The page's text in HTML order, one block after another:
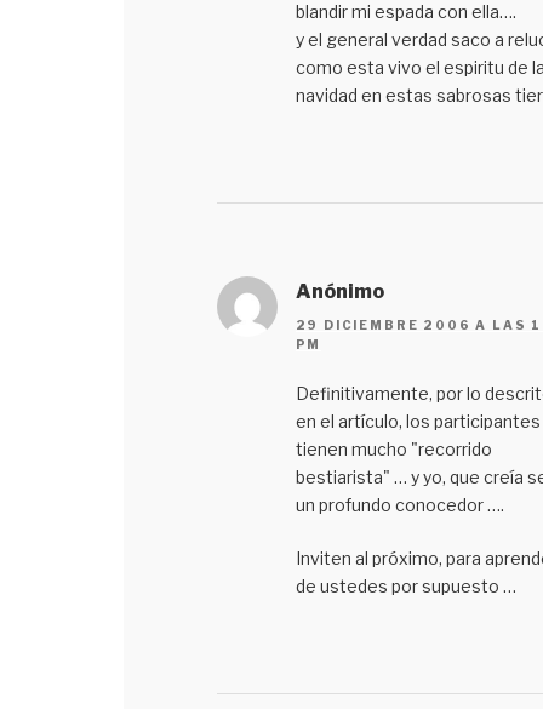
blandir mi espada con ella….
y el general verdad saco a
como esta vivo el espiritu de
navidad en estas sabrosas
Anónimo
29 DICIEMBRE 2006 A LAS
PM
Definitivamente, por lo
en el artículo, los participantes
tienen mucho "recorrido
bestiarista" … y yo, que creía
un profundo conocedor ….
Inviten al próximo, para
de ustedes por supuesto …